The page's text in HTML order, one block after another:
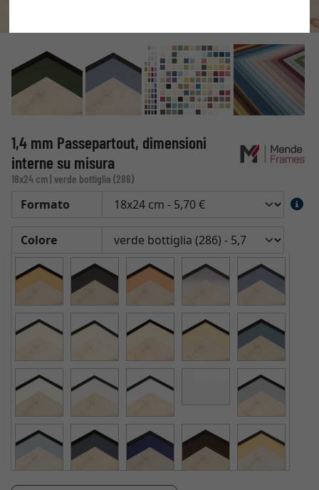
1,4 mm Passepartout, dimensioni
interne su misura
18x24 cm | verde bottiglia (286)
Formato
Colore